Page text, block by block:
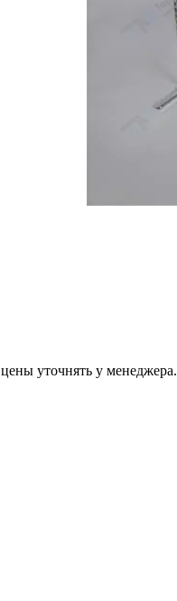
уточнять у менеджера.